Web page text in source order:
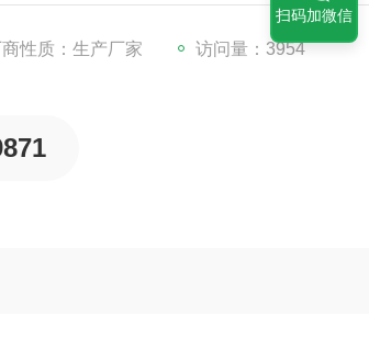
商性质：生产厂家 访问量：3954
扫码加微信